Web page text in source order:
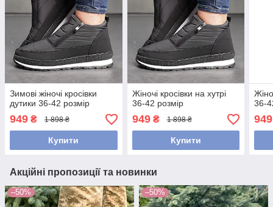
Зимові жіночі кросівки
дутики 36-42 розмір
949 ₴ 1 898 ₴
Купити
Жіночі кросівки на хутрі
36-42 розмір
949₴ 1 898 ₴
Купити
36-
949
Акційні пропозиції та новинки
–50% –50%